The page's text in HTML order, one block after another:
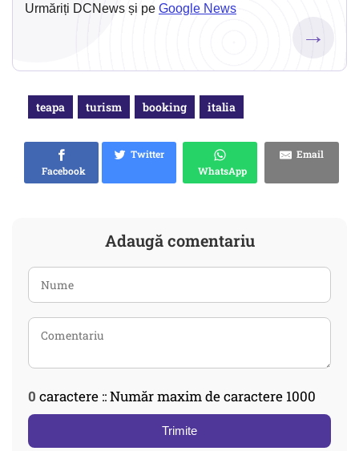
Urmăriți DCNews și pe Google News
→
teapa turism booking italia
Facebook
Twitter
WhatsApp
Email
Adaugă comentariu
0 caractere :: Număr maxim de caractere 1000
Trimite